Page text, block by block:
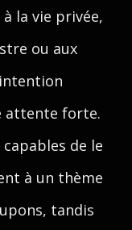
la vie privée,
ou aux
attente forte.
de le
à un thème
tandis